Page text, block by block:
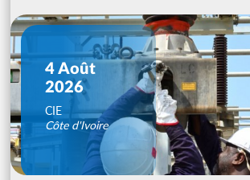
4 Août
2026
CIE
Côte d'Ivoire